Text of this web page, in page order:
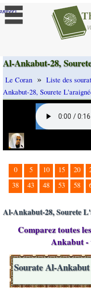
]
Al-Ankabut-28,
Le Coran » Liste des
Ankabut-28, Sourete
0 5 10 15 20
38
43 48 53 58
Al-Ankabut-28, Sourete
Comparez toutes
Ankabut -
Sourate Al-Ankabut